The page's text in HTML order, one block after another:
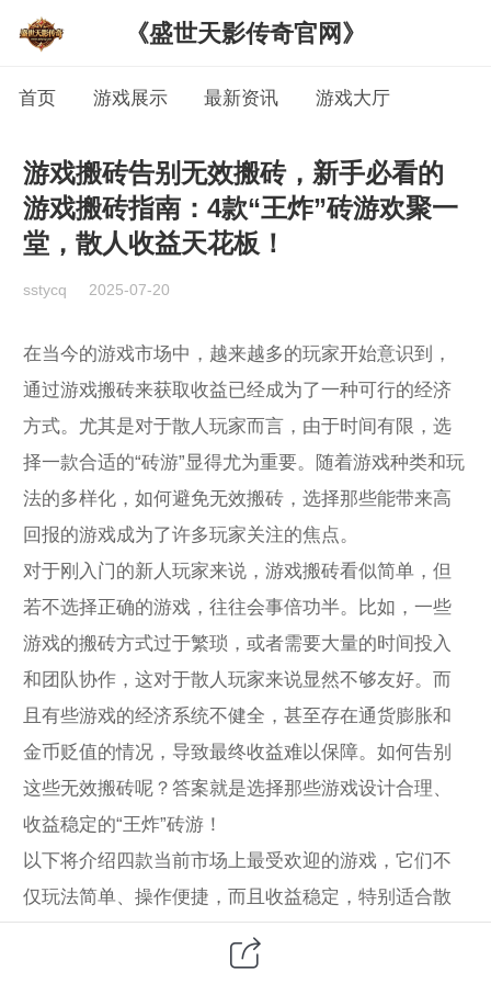
《盛世天影传奇官网》
首页 游戏展示 最新资讯 游戏大厅
游戏搬砖告别无效搬砖，新手必看的
游戏搬砖指南：4款“王炸”砖游欢聚一
堂，散人收益天花板！
sstycq 2025-07-20
在当今的游戏市场中，越来越多的玩家开始意识到，
通过游戏搬砖来获取收益已经成为了一种可行的经济
方式。尤其是对于散人玩家而言，由于时间有限，选
择一款合适的“砖游”显得尤为重要。随着游戏种类和玩
法的多样化，如何避免无效搬砖，选择那些能带来高
回报的游戏成为了许多玩家关注的焦点。
对于刚入门的新人玩家来说，游戏搬砖看似简单，但
若不选择正确的游戏，往往会事倍功半。比如，一些
游戏的搬砖方式过于繁琐，或者需要大量的时间投入
和团队协作，这对于散人玩家来说显然不够友好。而
且有些游戏的经济系统不健全，甚至存在通货膨胀和
金币贬值的情况，导致最终收益难以保障。如何告别
这些无效搬砖呢？答案就是选择那些游戏设计合理、
收益稳定的“王炸”砖游！
以下将介绍四款当前市场上最受欢迎的游戏，它们不
仅玩法简单、操作便捷，而且收益稳定，特别适合散
人玩家。无论你是刚刚接触游戏搬砖的新手，还是已
经有一定经验的老玩家，这四款游戏都能帮助你轻松